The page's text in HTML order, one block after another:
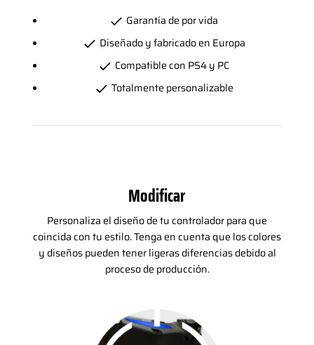
Garantía de por vida
Diseñado y fabricado en Europa
Compatible con PS4 y PC
Totalmente personalizable
Modificar
Personaliza el diseño de tu controlador para que
coincida con tu estilo. Tenga en cuenta que los colores
y diseños pueden tener ligeras diferencias debido al
proceso de producción.